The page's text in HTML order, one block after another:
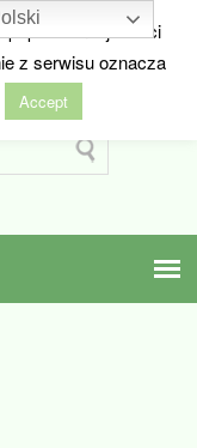
jakości
z serwisu oznacza
Accept